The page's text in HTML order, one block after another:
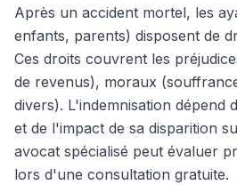
Après un accident mortel, les
enfants, parents) disposent de
Ces droits couvrent les
de revenus), moraux
divers). L'indemnisation dépend
et de l'impact de sa disparition
avocat spécialisé peut évaluer
lors d'une consultation gratuite.